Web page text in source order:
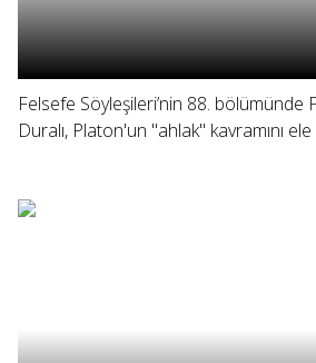
Felsefe Söyleşileri’nin 88. bölümünde
Duralı, Platon'un "ahlak" kavramını ele